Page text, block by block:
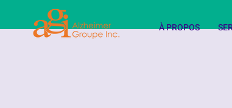
À PROPOS